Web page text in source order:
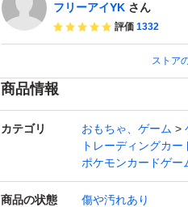
フリーアイYK さん
評価 1332
ストア
商品情報
カテゴリ おもちゃ、ゲーム
トレーディングカー
ポケモンカードゲー
商品の状態 傷や汚れあり